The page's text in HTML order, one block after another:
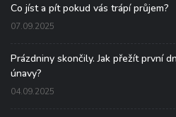
Co jíst a pít pokud vás trápí průjem?
07.09.2025
Prázdniny skončily. Jak přežít první
únavy?
04.09.2025